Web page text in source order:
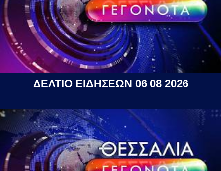
ΔΕΛΤΙΟ ΕΙΔΗΣΕΩΝ 06 08 2026